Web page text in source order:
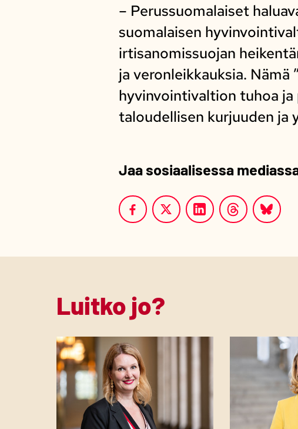
– Perussuomalaiset
suomalaisen
irtisanomissuojan
ja veronleikkauksia.
hyvinvointivaltion tuhoa
taloudellisen kurjuuden ja
Jaa sosiaalisessa
Luitko jo?